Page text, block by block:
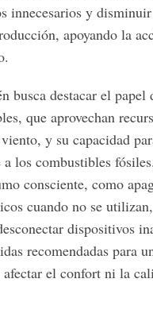
innecesarios y
apoyando la
busca destacar el papel
que aprovechan
y su capacidad
a los combustibles
consciente, como
cuando no se
dispositivos
recomendadas para
el confort ni la